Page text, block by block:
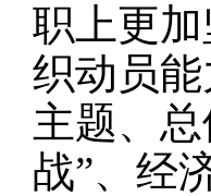
职上更
织动员
主题、
战”、经